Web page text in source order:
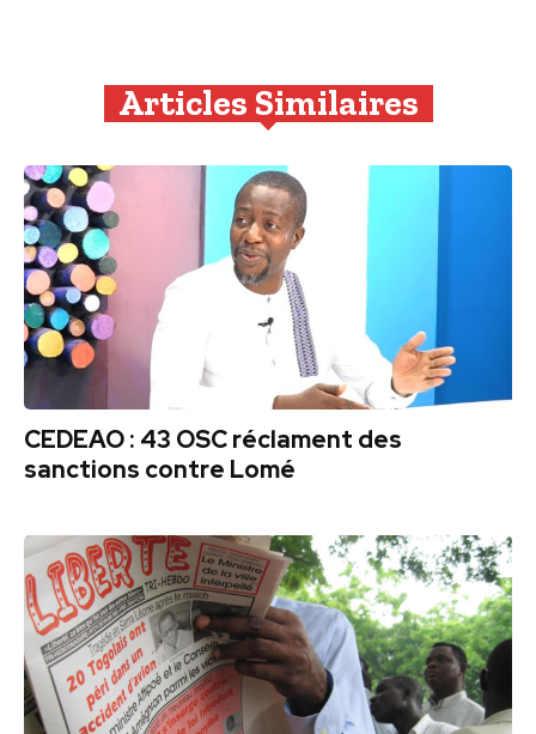
Articles Similaires
CEDEAO : 43 OSC réclament des
sanctions contre Lomé